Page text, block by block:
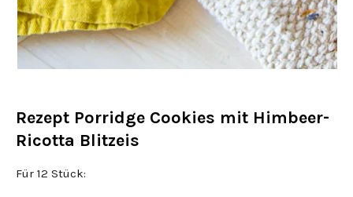
Rezept Porridge Cookies mit Himbeer-
Ricotta Blitzeis
Für 12 Stück: